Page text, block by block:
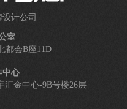
计公司
室
都会B座11D
中心
汇金中心-9B号楼26层